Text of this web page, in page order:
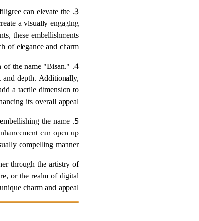
can elevate the
a visually engaging
these embellishments
of elegance and charm.
of the name "Bisan."
and depth. Additionally,
a tactile dimension to
its overall appeal.
the name
can open up
compelling manner.
through the artistry of
or the realm of digital
charm and appeal.